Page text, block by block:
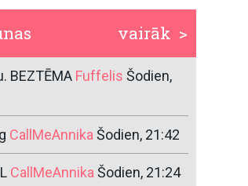
vairāk >
BEZTĒMA Fuffelis Šodien,
CallMeAnnikaŠodien, 21:42
CallMeAnnikaŠodien, 21:24